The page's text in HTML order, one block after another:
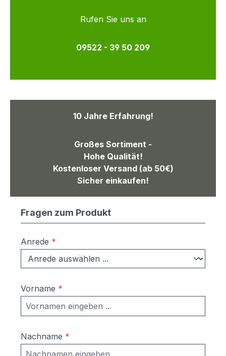
Rufen Sie uns an
09522 - 39 50 209
10 Jahre Erfahrung!
Großes Sortiment -
Hohe Qualität!
Kostenloser Versand (ab 50€)
Sicher einkaufen!
Fragen zum Produkt
Anrede *
Vorname *
Nachname *